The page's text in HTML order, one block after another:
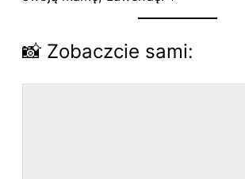
📸 Zobaczcie sami: